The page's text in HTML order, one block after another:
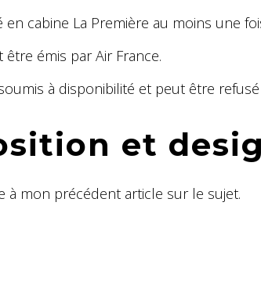
en cabine La Première au moins une
être émis par Air France.
soumis à disponibilité et peut être
et
à mon précédent article sur le sujet.